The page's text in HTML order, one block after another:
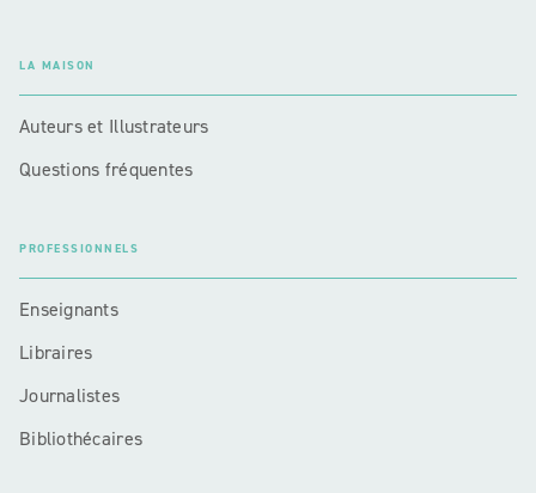
LA MAISON
Auteurs et Illustrateurs
Questions fréquentes
PROFESSIONNELS
Enseignants
Libraires
Journalistes
Bibliothécaires